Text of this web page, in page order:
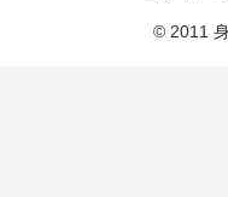
© 2011